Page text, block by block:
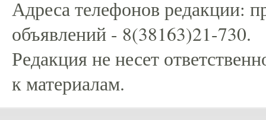
Адреса телефонов редакции:
объявлений - 8(38163)21-730.
Редакция не несет
к материалам.